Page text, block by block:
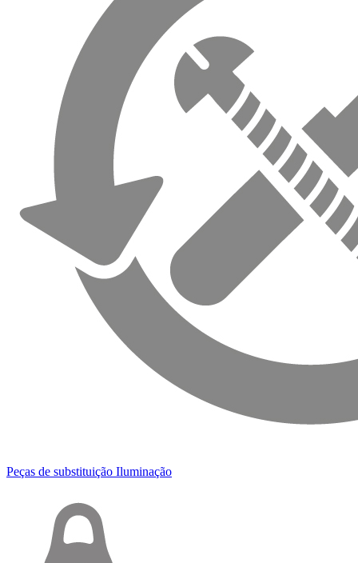
Peças de substituição Iluminação